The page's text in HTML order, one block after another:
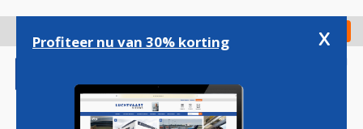
gaan
Check in
Profiteer nu van 30% korting x